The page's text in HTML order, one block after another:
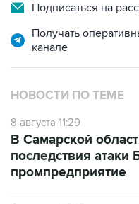
Подписаться на
Получать
канале
НОВОСТИ ПО ТЕМЕ
8 августа 11:29
В Самарской
последствия
промпредприятие